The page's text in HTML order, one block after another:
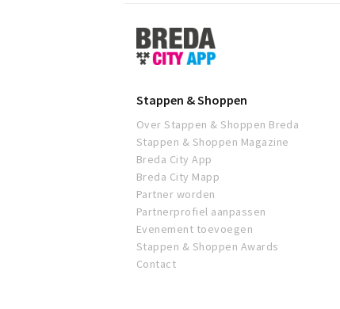
Stappen
&
Shoppen
Stappen & Shoppen
Over Stappen & Shoppen Breda
Stappen & Shoppen Magazine
Breda City App
Breda City Mapp
Partner worden
Partnerprofiel aanpassen
Evenement toevoegen
Stappen & Shoppen Awards
Contact